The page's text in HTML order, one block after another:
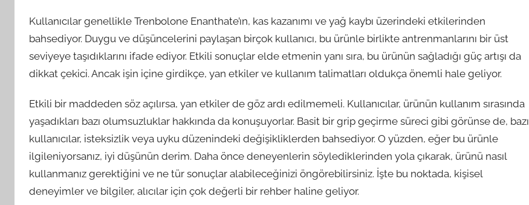
Kullanıcılar genellikle Trenbolone Enanthate’ın, kas kazanımı ve yağ kaybı üzerindeki etkilerinden
bahsediyor. Duygu ve düşüncelerini paylaşan birçok kullanıcı, bu ürünle birlikte antrenmanlarını bir üst
seviyeye taşıdıklarını ifade ediyor. Etkili sonuçlar elde etmenin yanı sıra, bu ürünün sağladığı güç artışı da
dikkat çekici. Ancak işin içine girdikçe, yan etkiler ve kullanım talimatları oldukça önemli hale geliyor.
Etkili bir maddeden söz açılırsa, yan etkiler de göz ardı edilmemeli. Kullanıcılar, ürünün kullanım sırasında
yaşadıkları bazı olumsuzluklar hakkında da konuşuyorlar. Basit bir grip geçirme süreci gibi görünse de, bazı
kullanıcılar, isteksizlik veya uyku düzenindeki değişikliklerden bahsediyor. O yüzden, eğer bu ürünle
ilgileniyorsanız, iyi düşünün derim. Daha önce deneyenlerin söylediklerinden yola çıkarak, ürünü nasıl
kullanmanız gerektiğini ve ne tür sonuçlar alabileceğinizi öngörebilirsiniz. İşte bu noktada, kişisel
deneyimler ve bilgiler, alıcılar için çok değerli bir rehber haline geliyor.